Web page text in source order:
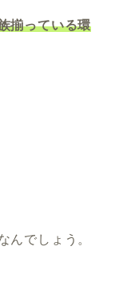
揃っている環
んでしょう。